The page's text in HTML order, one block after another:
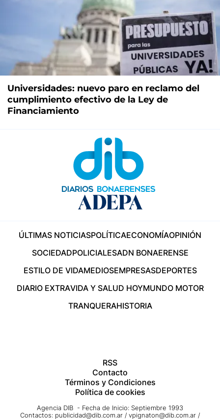
Universidades: nuevo paro en reclamo del
cumplimiento efectivo de la Ley de
Financiamiento
ÚLTIMAS NOTICIASPOLÍTICAECONOMÍAOPINIÓN
SOCIEDADPOLICIALESADN BONAERENSE
ESTILO DE VIDAMEDIOSEMPRESASDEPORTES
DIARIO EXTRAVIDA Y SALUD HOYMUNDO MOTOR
TRANQUERAHISTORIA
RSS
Contacto
Términos y Condiciones
Política de cookies
Agencia DIB - Fecha de Inicio: Septiembre 1993
Contactos: publicidad@dib.com.ar / vpignaton@dib.com.ar /